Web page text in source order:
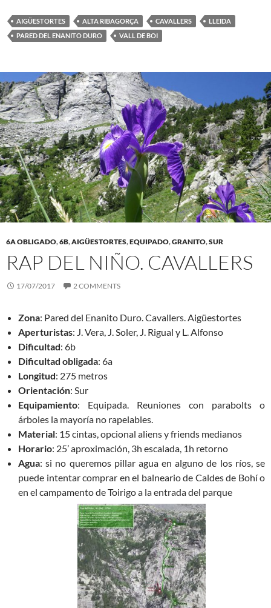
AIGÜESTORTES ALTA RIBAGORÇA CAVALLERS
LLEIDA
PARED DEL ENANITO DURO
VALL DE BOI
6A OBLIGADO,6B,AIGÜESTORTES,EQUIPADO,GRANITO,SUR
RAP DEL NIÑO. CAVALLERS
17/07/2017 2 COMMENTS
Zona: Pared del Enanito Duro. Cavallers. Aigüestortes
Aperturistas: J. Vera, J. Soler, J. Rigual y L. Alfonso
Dificultad: 6b
Dificultad obligada: 6a
Longitud: 275 metros
Orientación: Sur
Equipamiento: Equipada. Reuniones con parabolts o
árboles la mayoría no rapelables.
Material: 15 cintas, opcional aliens y friends medianos
Horario: 25’ aproximación, 3h escalada, 1h retorno
Agua: si no queremos pillar agua en alguno de los ríos, se
puede intentar comprar en el balneario de Caldes de Bohí o
en el campamento de Toirigo a la entrada del parque